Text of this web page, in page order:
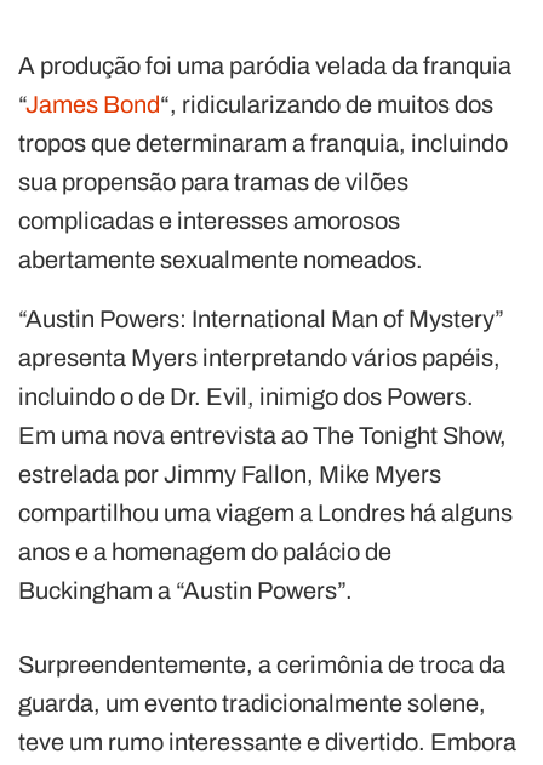
A produção foi uma paródia velada da franquia
“James Bond“, ridicularizando de muitos dos
tropos que determinaram a franquia, incluindo
sua propensão para tramas de vilões
complicadas e interesses amorosos
abertamente sexualmente nomeados.
“Austin Powers: International Man of Mystery”
apresenta Myers interpretando vários papéis,
incluindo o de Dr. Evil, inimigo dos Powers.
Em uma nova entrevista ao The Tonight Show,
estrelada por Jimmy Fallon, Mike Myers
compartilhou uma viagem a Londres há alguns
anos e a homenagem do palácio de
Buckingham a “Austin Powers”.
Surpreendentemente, a cerimônia de troca da
guarda, um evento tradicionalmente solene,
teve um rumo interessante e divertido. Embora